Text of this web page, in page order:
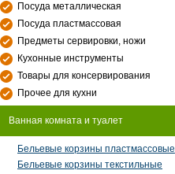
Посуда металлическая
Посуда пластмассовая
Предметы сервировки, ножи
Кухонные инструменты
Товары для консервирования
Прочее для кухни
Ванная комната и туалет
Бельевые корзины пластмассовые
Бельевые корзины текстильные